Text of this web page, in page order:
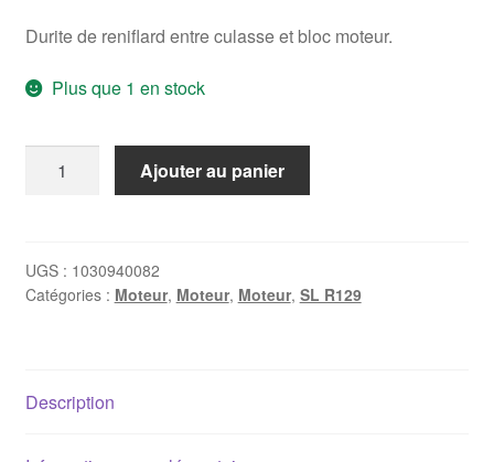
Durite de reniflard entre culasse et bloc moteur.
Plus que 1 en stock
reniflard
Mercedes
Ajouter au panier
UGS : 1030940082
Catégories : Moteur, Moteur, Moteur, SL R129
Description